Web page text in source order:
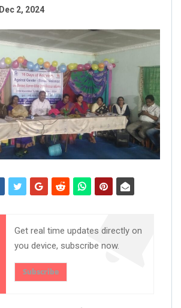
Dec 2, 2024
Get real time updates directly on
you device, subscribe now.
Subscribe